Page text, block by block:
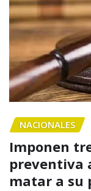
NACIONALES
Imponen
preventiva
matar a su